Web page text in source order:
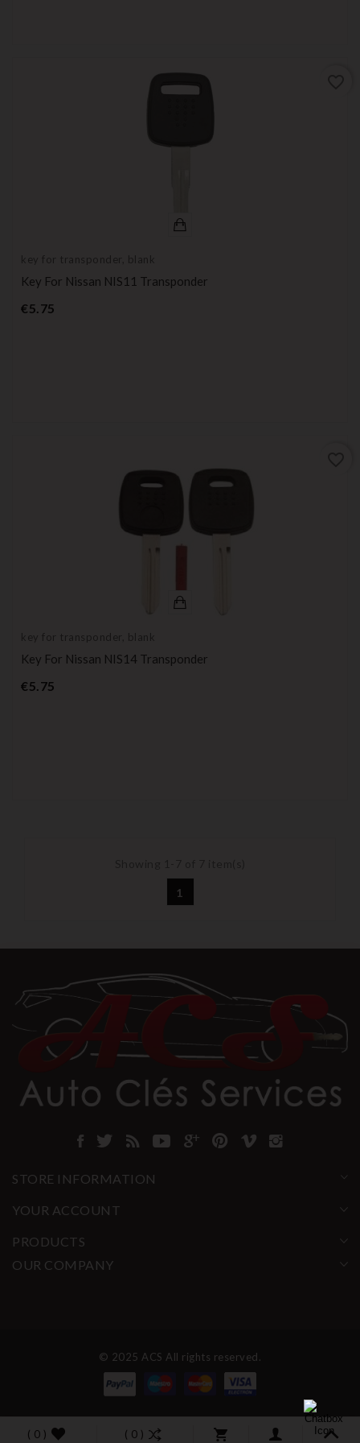
key for transponder, blank
Key For Nissan NIS11 Transponder
€5.75
key for transponder, blank
Key For Nissan NIS14 Transponder
€5.75
1
STORE INFORMATION
YOUR ACCOUNT
PRODUCTS
OUR COMPANY
© 2025 ACS All rights reserved.
( 0 ) ( 0 )